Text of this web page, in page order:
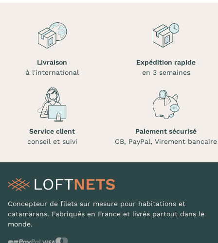
Livraison
à l'international
Expédition rapide
en 3 semaines
Service client
conseil et suivi
Paiement sécurisé
CB, PayPal, Virement bancaire
Concepteur de filets sur mesure pour habitations et
catamarans. Fabriqués en France et livrés partout dans le
monde.